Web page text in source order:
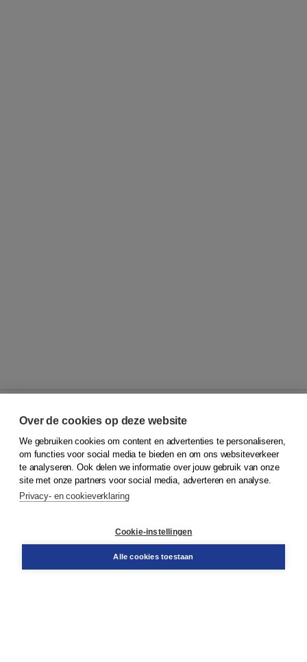
© 2026Koninklijke Boom uitgevers
Klantenservice
Service & informatie
Contact
Over de cookies op deze website
We gebruiken cookies om content en advertenties te personaliseren,
om functies voor social media te bieden en om ons websiteverkeer
te analyseren. Ook delen we informatie over jouw gebruik van onze
site met onze partners voor social media, adverteren en analyse.
Privacy- en cookieverklaring
Cookie-instellingen
Alle cookies toestaan